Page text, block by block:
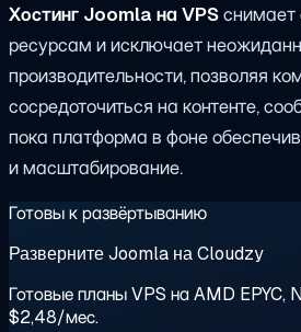
Хостинг Joomla на VPSснимает
ресурсам и исключает
производительности, позволяя
сосредоточиться на контенте,
пока платформа в фоне
и масштабирование.
Готовы к развёртыванию
Разверните Joomla на Cloudzy
Готовые планы VPS на AMD EPYC,
$2,48/мес.